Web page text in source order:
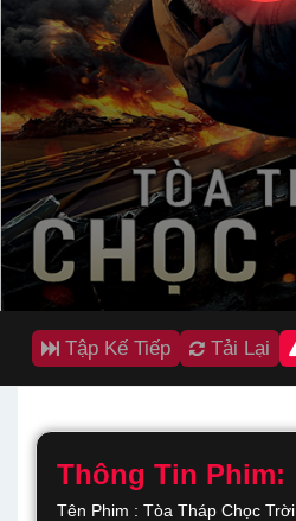
Tập Kế Tiếp Tải Lại
Thông Tin Phim:
Tên Phim : Tòa Tháp Chọc Trời